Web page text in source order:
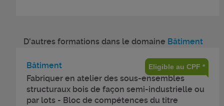
D'autres formations dans le domaine Bâtiment
Bâtiment
Fabriquer en atelier des sous-ensembles
structuraux bois de façon semi-industrielle ou
par lots - Bloc de compétences du titre
Eligible au CPF *